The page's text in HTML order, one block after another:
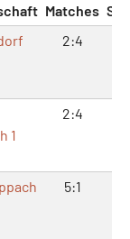
Matches
2:4
1
2:4
5:1